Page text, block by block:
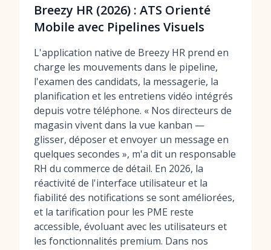
Breezy HR (2026) : ATS Orienté
Mobile avec Pipelines Visuels
L'application native de Breezy HR prend en
charge les mouvements dans le pipeline,
l'examen des candidats, la messagerie, la
planification et les entretiens vidéo intégrés
depuis votre téléphone. « Nos directeurs de
magasin vivent dans la vue kanban —
glisser, déposer et envoyer un message en
quelques secondes », m'a dit un responsable
RH du commerce de détail. En 2026, la
réactivité de l'interface utilisateur et la
fiabilité des notifications se sont améliorées,
et la tarification pour les PME reste
accessible, évoluant avec les utilisateurs et
les fonctionnalités premium. Dans nos